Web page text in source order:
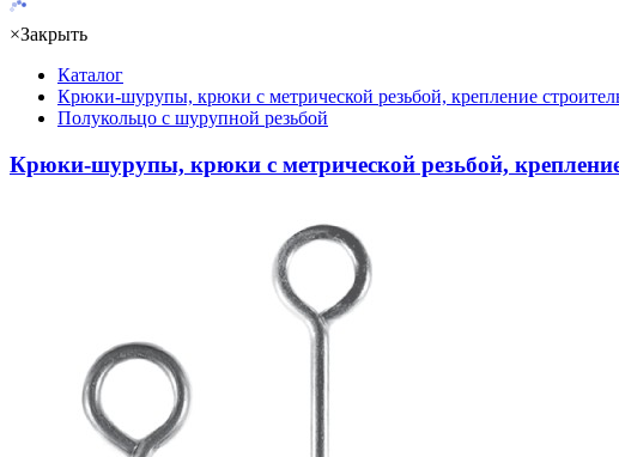
×Закрыть
Каталог
Крюки-шурупы, крюки с метрической резьбой, крепление
Полукольцо с шурупной резьбой
Крюки-шурупы, крюки с метрической резьбой,